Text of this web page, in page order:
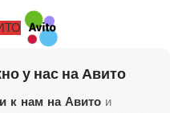
у нас на Авито
к нам на Авито и